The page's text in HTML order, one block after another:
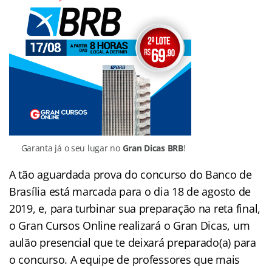
Garanta já o seu lugar no Gran Dicas BRB!
A tão aguardada prova do concurso do Banco de
Brasília está marcada para o dia 18 de agosto de
2019, e, para turbinar sua preparação na reta final,
o Gran Cursos Online realizará o Gran Dicas, um
aulão presencial que te deixará preparado(a) para
o concurso. A equipe de professores que mais